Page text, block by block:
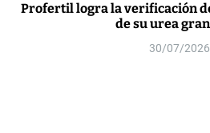
Profertil logra la verificación
de su urea
30/07/2026